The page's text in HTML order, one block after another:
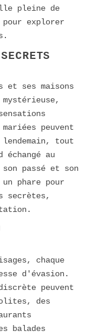
pleine de
pour explorer
et ses maisons
mystérieuse,
peuvent
lendemain, tout
au
passé et son
phare pour
secrètes,
chaque
d'évasion.
peuvent
des
balades